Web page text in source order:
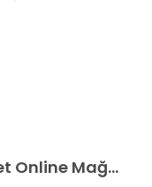
Dormer Pramet Online Mağazasında Heyecan Verici Yeni Özellikler ve İyileştirmeler